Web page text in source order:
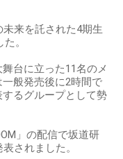
来を託された4期生
。
台に立った11名のメ
般発売後に2時間で
るグループとして勢
」の配信で坂道研
されました。